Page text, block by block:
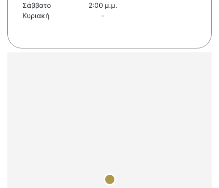
Σάββατο
2:00 μ.μ.
Κυριακή
-